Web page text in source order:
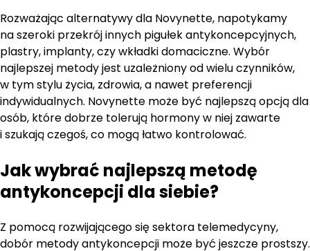
Rozważając alternatywy dla Novynette, napotykamy
na szeroki przekrój innych pigułek antykoncepcyjnych,
plastry, implanty, czy wkładki domaciczne. Wybór
najlepszej metody jest uzależniony od wielu czynników,
w tym stylu życia, zdrowia, a nawet preferencji
indywidualnych. Novynette może być najlepszą opcją dla
osób, które dobrze tolerują hormony w niej zawarte
i szukają czegoś, co mogą łatwo kontrolować.
Jak wybrać najlepszą metodę
antykoncepcji dla siebie?
Z pomocą rozwijającego się sektora telemedycyny,
dobór metody antykoncepcji może być jeszcze prostszy.